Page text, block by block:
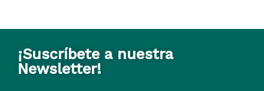
¡Suscríbete a nuestra
Newsletter!